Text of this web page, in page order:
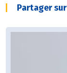
Partager sur